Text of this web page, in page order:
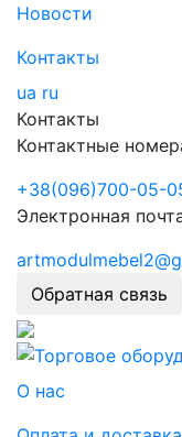
Новости
Контакты
ua ru
Контакты
Контактные
+38(096)700-05-
Электронная
Обратная связь
О нас